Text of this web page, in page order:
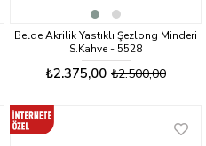
Belde Akrilik Yastıklı Şezlong Minderi
S.Kahve - 5528
₺2.375,00 ₺2.500,00